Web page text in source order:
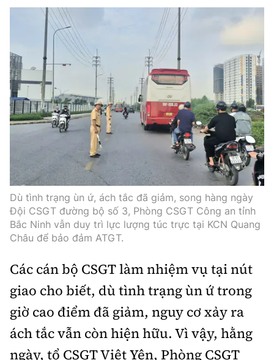
Dù tình trạng ùn ứ, ách tắc đã giảm, song hàng ngày
Đội CSGT đường bộ số 3, Phòng CSGT Công an tỉnh
Bắc Ninh vẫn duy trì lực lượng túc trực tại KCN Quang
Châu để bảo đảm ATGT.
Các cán bộ CSGT làm nhiệm vụ tại nút
giao cho biết, dù tình trạng ùn ứ trong
giờ cao điểm đã giảm, nguy cơ xảy ra
ách tắc vẫn còn hiện hữu. Vì vậy, hằng
ngày, tổ CSGT Việt Yên, Phòng CSGT